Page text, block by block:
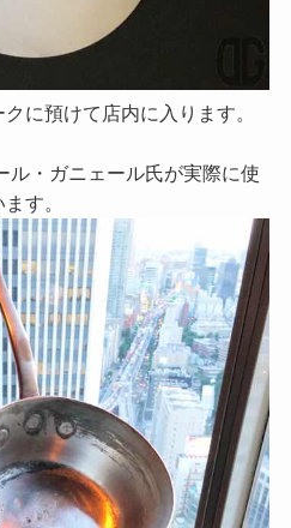
に預けて店内に入ります。
ル・ガニェール氏が実際に使
す。